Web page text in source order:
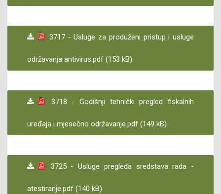
3717 - Usluge za produženi pristup i usluge
održavanja antivirus.pdf (153 kB)
3718 - Godišnji tehnički pregled fiskalnih
uređaja i mjesečno održavanje.pdf (149 kB)
3725 - Usluge pregleda sredstava rada -
atestiranje.pdf (140 kB)